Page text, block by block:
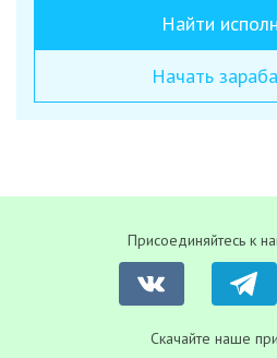
Найти
Начать
Присоединяйтесь к
Скачайте наше